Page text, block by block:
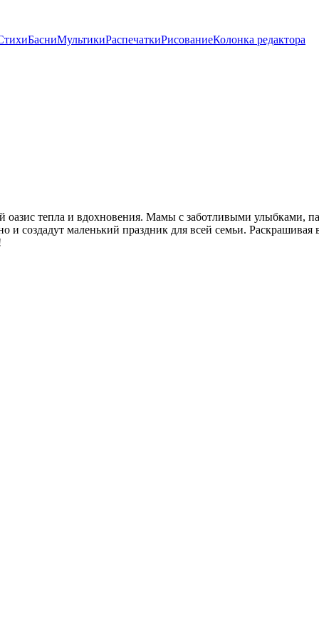
БасниМультикиРаспечаткиРисованиеКолонка редактора
оазис тепла и вдохновения. Мамы с заботливыми
и создадут маленький праздник для всей семьи.